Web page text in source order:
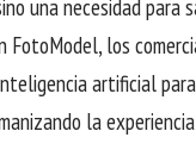
una necesidad
FotoModel, los
artificial
la